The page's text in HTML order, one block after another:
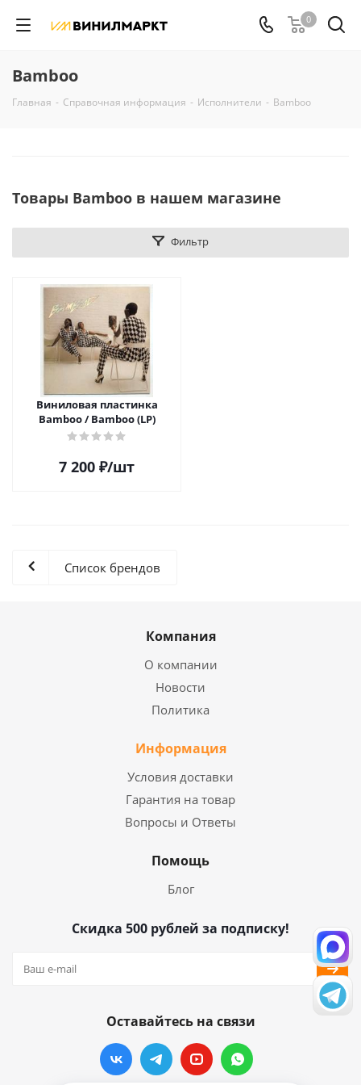
0
Bamboo
Главная - Справочная информация - Исполнители - Bamboo
Товары Bamboo в нашем магазине
Фильтр
Виниловая пластинка
Bamboo / Bamboo (LP)
7 200 ₽/шт
Список брендов
Компания
О компании
Новости
Политика
Информация
Условия доставки
Гарантия на товар
Вопросы и Ответы
Помощь
Блог
Скидка 500 рублей за подписку!
Оставайтесь на связи